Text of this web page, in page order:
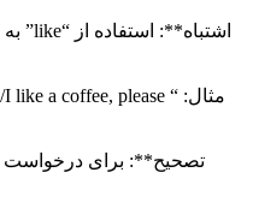
– **اشتباه**: استفاده از “like
”
– مثال: “ I like a coffee, please
– **تصحیح**: برای درخواست